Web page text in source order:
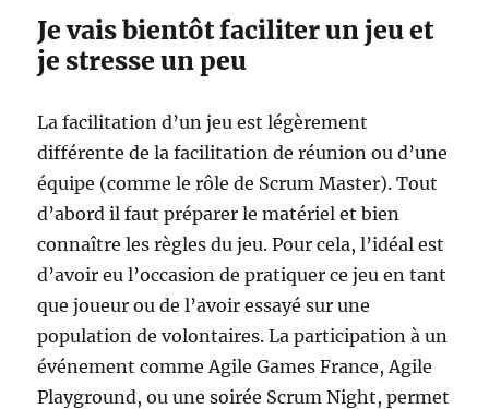
Je vais bientôt faciliter un jeu et
je stresse un peu
La facilitation d’un jeu est légèrement
différente de la facilitation de réunion ou d’une
équipe (comme le rôle de Scrum Master). Tout
d’abord il faut préparer le matériel et bien
connaître les règles du jeu. Pour cela, l’idéal est
d’avoir eu l’occasion de pratiquer ce jeu en tant
que joueur ou de l’avoir essayé sur une
population de volontaires. La participation à un
événement comme Agile Games France, Agile
Playground, ou une soirée Scrum Night, permet